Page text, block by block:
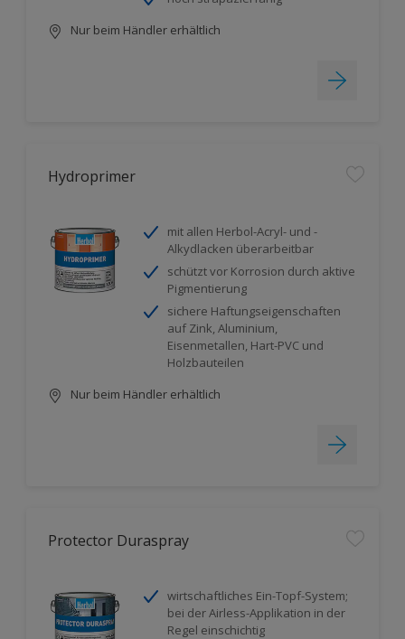
Nur beim Händler erhältlich
Hydroprimer
mit allen Herbol-Acryl- und -
Alkydlacken überarbeitbar
schützt vor Korrosion durch aktive
Pigmentierung
sichere Haftungseigenschaften
auf Zink, Aluminium,
Eisenmetallen, Hart-PVC und
Holzbauteilen
Nur beim Händler erhältlich
Protector Duraspray
wirtschaftliches Ein-Topf-System;
bei der Airless-Applikation in der
Regel einschichtig